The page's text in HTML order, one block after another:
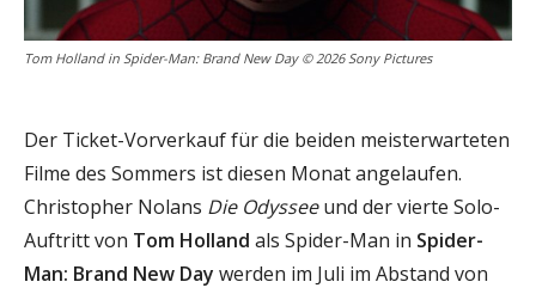
Tom Holland in Spider-Man: Brand New Day © 2026 Sony Pictures
Der Ticket-Vorverkauf für die beiden meisterwarteten
Filme des Sommers ist diesen Monat angelaufen.
Christopher Nolans Die Odysseeund der vierte Solo-
Auftritt von Tom Holland als Spider-Man in Spider-
Man: Brand New Day werden im Juli im Abstand von